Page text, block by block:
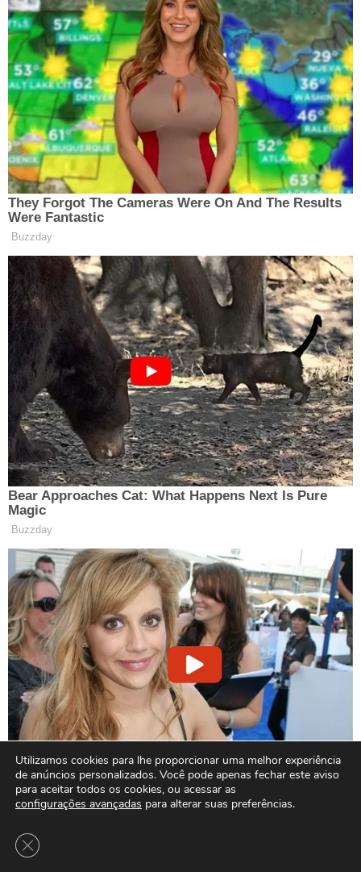
Utilizamos cookies para lhe proporcionar uma melhor experiência
de anúncios personalizados. Você pode apenas fechar este aviso
para aceitar todos os cookies, ou acessar as
configurações avançadas para alterar suas preferências.
Close GDPR Cookie Banner